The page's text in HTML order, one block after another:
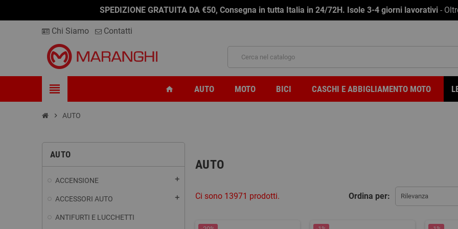
SPEDIZIONE GRATUITA DA €50, Consegna in tutta Italia in 24/72H. Isole 3-4 giorni lavorativi -
Chi Siamo Contatti
view_headline home AUTO MOTO BICI CASCHI E ABBIGLIAMENTO MOTO
chevron_right AUTO
AUTO
ACCENSIONE add
ACCESSORI AUTO add
ANTIFURTI E LUCCHETTI
AUTO
Ordina per: Rilevanza
Ci sono 13971 prodotti.